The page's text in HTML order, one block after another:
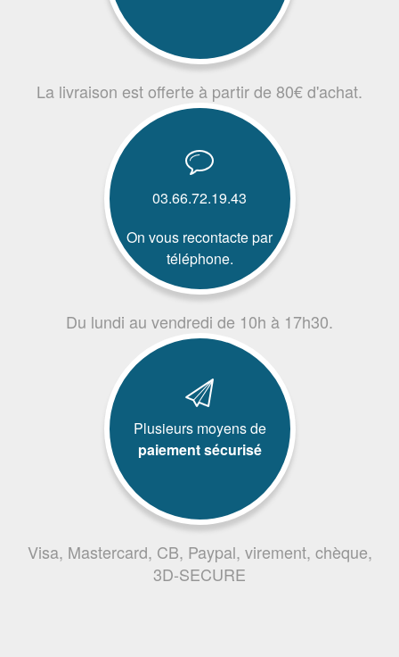
La livraison est offerte à partir de 80€ d'achat.
03.66.72.19.43
On vous recontacte par
téléphone.
Du lundi au vendredi de 10h à 17h30.
Plusieurs moyens de
paiement sécurisé
Visa, Mastercard, CB, Paypal, virement, chèque,
3D-SECURE